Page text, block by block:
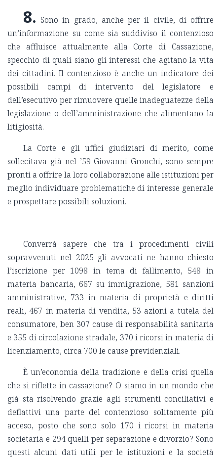
8. Sono in grado, anche per il civile, di offrire
un’informazione su come sia suddiviso il contenzioso
che affluisce attualmente alla Corte di Cassazione,
specchio di quali siano gli interessi che agitano la vita
dei cittadini. Il contenzioso è anche un indicatore dei
possibili campi di intervento del legislatore e
dell’esecutivo per rimuovere quelle inadeguatezze della
legislazione o dell’amministrazione che alimentano la
litigiosità.
La Corte e gli uffici giudiziari di merito, come
sollecitava già nel ’59 Giovanni Gronchi, sono sempre
pronti a offrire la loro collaborazione alle istituzioni per
meglio individuare problematiche di interesse generale
e prospettare possibili soluzioni.
Converrà sapere che tra i procedimenti civili
sopravvenuti nel 2025 gli avvocati ne hanno chiesto
l’iscrizione per 1098 in tema di fallimento, 548 in
materia bancaria, 667 su immigrazione, 581 sanzioni
amministrative, 733 in materia di proprietà e diritti
reali, 467 in materia di vendita, 53 azioni a tutela del
consumatore, ben 307 cause di responsabilità sanitaria
e 355 di circolazione stradale, 370 i ricorsi in materia di
licenziamento, circa 700 le cause previdenziali.
È un’economia della tradizione e della crisi quella
che si riflette in cassazione? O siamo in un mondo che
già sta risolvendo grazie agli strumenti conciliativi e
deflattivi una parte del contenzioso solitamente più
acceso, posto che sono solo 170 i ricorsi in materia
societaria e 294 quelli per separazione e divorzio? Sono
questi alcuni dati utili per le istituzioni e la società